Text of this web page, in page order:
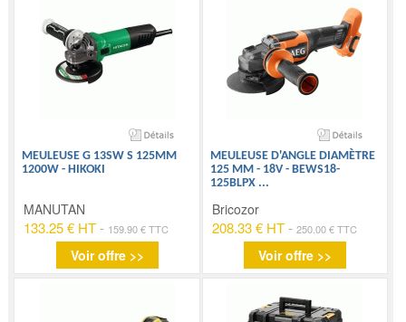
MEULEUSE G 13SW S 125MM
1200W - HIKOKI
MANUTAN
133.25 € HT - 159.90 € TTC
Voir offre >>
MEULEUSE D'ANGLE DIAMÈTRE
125 MM - 18V - BEWS18-
125BLPX ...
Bricozor
208.33 € HT- 250.00 € TTC
Voir offre >>